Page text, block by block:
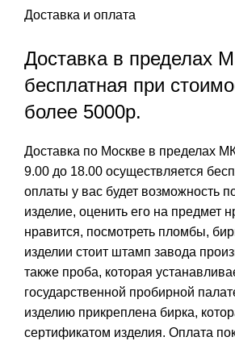
Доставка и оплата
Доставка в пределах
бесплатная при
более 5000р.
Доставка по Москве в пределах
9.00 до 18.00 осуществляется
оплаты у вас будет возможность
изделие, оценить его на предмет
нравится, посмотреть пломбы,
изделии стоит штамп завода
также проба, которая
государственной пробирной
изделию прикреплена бирка,
сертификатом изделия. Оплата